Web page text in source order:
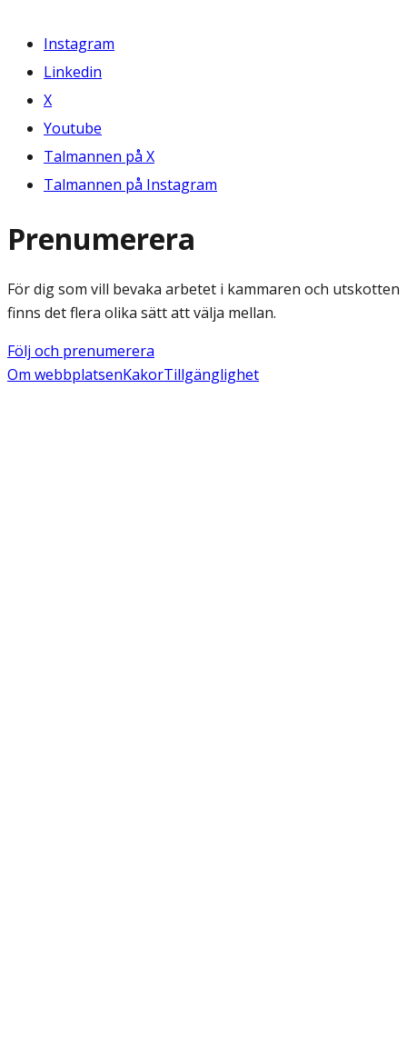
Instagram
Linkedin
X
Youtube
Talmannen på X
Talmannen på Instagram
Prenumerera
För dig som vill bevaka arbetet i kammaren och utskotten
finns det flera olika sätt att välja mellan.
Följ och prenumerera
Om webbplatsenKakorTillgänglighet